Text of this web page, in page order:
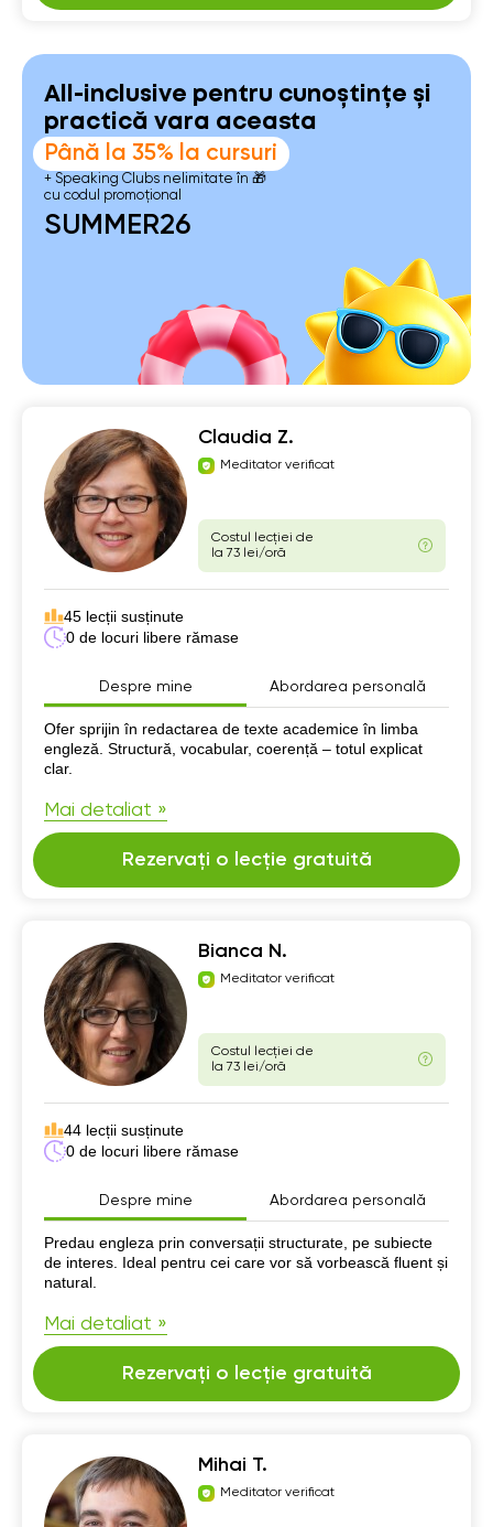
All-inclusive pentru cunoștințe și
practică vara aceasta
Până la 35% la cursuri
+ Speaking Clubs nelimitate în 🎁
cu codul promoțional
SUMMER26
Claudia Z.
Meditator verificat
Costul lecției de
la 73 lei/oră
45 lecții susținute
0 de locuri libere rămase
Despre mine Abordarea personală
Despre mine
Ofer sprijin în redactarea de texte academice în limba
engleză. Structură, vocabular, coerență – totul explicat
clar.
Mai detaliat »
Rezervați o lecție gratuită
Bianca N.
Meditator verificat
Costul lecției de
la 73 lei/oră
44 lecții susținute
0 de locuri libere rămase
Despre mine Abordarea personală
Despre mine
Predau engleza prin conversații structurate, pe subiecte
de interes. Ideal pentru cei care vor să vorbească fluent și
natural.
Mai detaliat »
Rezervați o lecție gratuită
Mihai T.
Meditator verificat